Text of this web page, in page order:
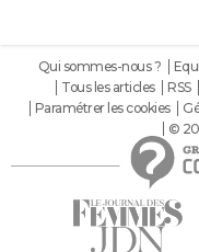
Qui sommes-nous ?
Tous les articles
RSS
Paramétrer les cookies
©